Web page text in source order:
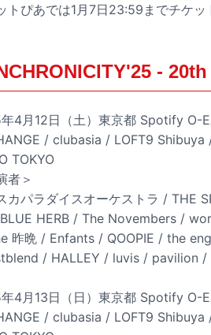
トぴあでは1月7日23:59までチケッ
-
4月12日（土）東京都 Spotify
/ clubasia / LOFT9
TOKYO
者＞
カパラダイスオーケストラ / THE
HERB / The Novembers /
昨晩 / Enfants / QOOPIE / the
/ HALLEY / luvis / pavilion
4月13日（日）東京都 Spotify
/ clubasia / LOFT9